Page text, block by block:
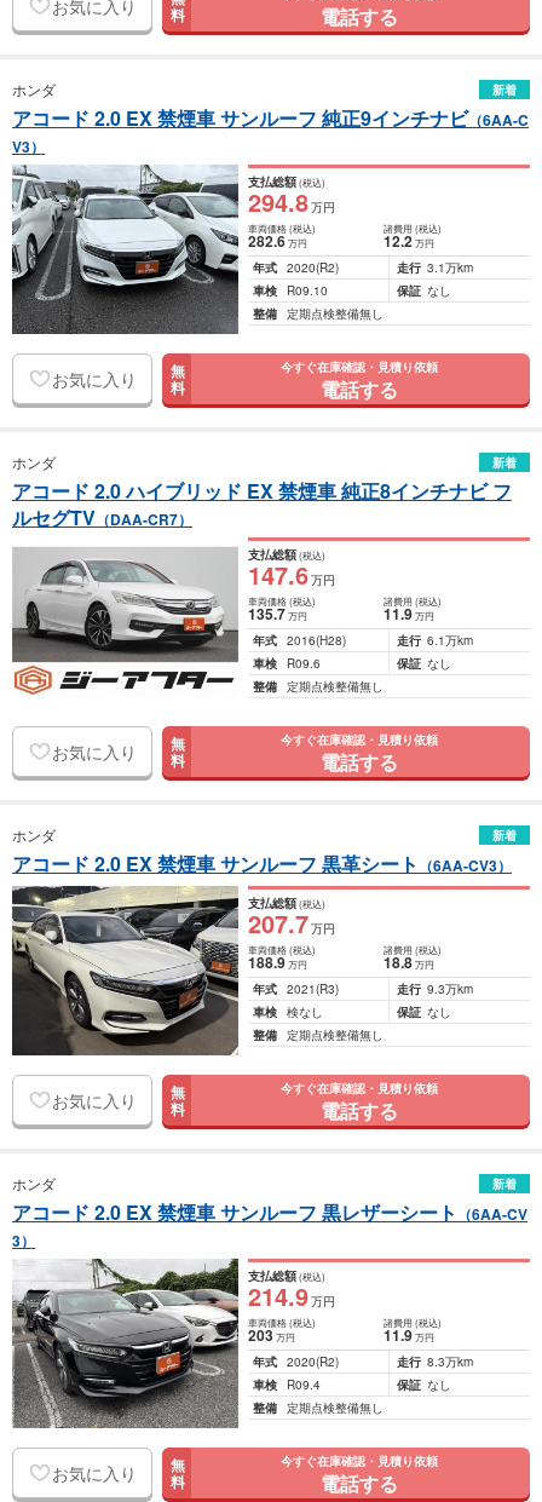
お気に入り 料 電話する
ホンダ 新着
アコード 2.0 EX 禁煙車 サンルーフ 純正9インチナビ（6AA-C
V3）
支払総額(税込)
294.8万円
車両価格(税込)
282.6万円
諸費用 (税込)
12.2 万円
年式 2020(R2) 走行 3.1万km
車検
R09.10 保証 なし
整備 定期点検整備無し
お気に入り 無
料
今すぐ在庫確認・見積り依頼
電話する
ホンダ 新着
アコード 2.0 ハイブリッド EX 禁煙車 純正8インチナビ フ
ルセグTV （DAA-CR7）
支払総額(税込)
147.6万円
車両価格(税込)
135.7万円
諸費用 (税込)
11.9 万円
年式 2016(H28) 走行 6.1万km
車検
R09.6 保証 なし
整備 定期点検整備無し
お気に入り 無
料
今すぐ在庫確認・見積り依頼
電話する
ホンダ 新着
アコード 2.0 EX 禁煙車 サンルーフ 黒革シート （6AA-CV3）
支払総額(税込)
207.7万円
車両価格(税込)
188.9万円
諸費用 (税込)
18.8 万円
年式 2021(R3) 走行 9.3万km
車検 検なし 保証 なし
整備 定期点検整備無し
お気に入り 無
料
今すぐ在庫確認・見積り依頼
電話する
ホンダ 新着
アコード 2.0 EX 禁煙車 サンルーフ 黒レザーシート （6AA-CV
3）
支払総額(税込)
214.9万円
車両価格(税込)
203万円
諸費用 (税込)
11.9 万円
年式 2020(R2) 走行 8.3万km
車検
R09.4 保証 なし
整備 定期点検整備無し
お気に入り 無
料
今すぐ在庫確認・見積り依頼
電話する